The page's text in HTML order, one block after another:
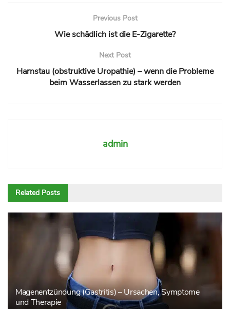
Previous Post
Wie schädlich ist die E-Zigarette?
Next Post
Harnstau (obstruktive Uropathie) – wenn die Probleme
beim Wasserlassen zu stark werden
admin
Related Posts
Magenentzündung (Gastritis) – Ursachen, Symptome
und Therapie